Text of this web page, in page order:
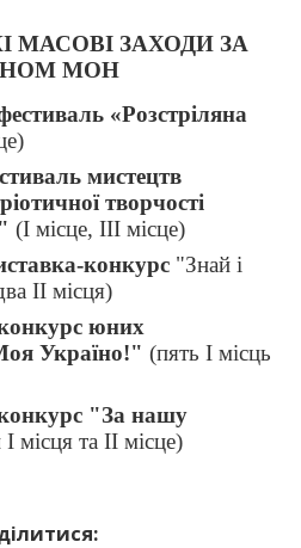
МАСОВІ ЗАХОДИ ЗА
МОН
«Розстріляна
мистецтв
творчості
(І місце, ІІІ місце)
конкурс "Знай і
ІІ місця)
юних
Україно!" (пять І місць
"За нашу
місця та ІІ місце)